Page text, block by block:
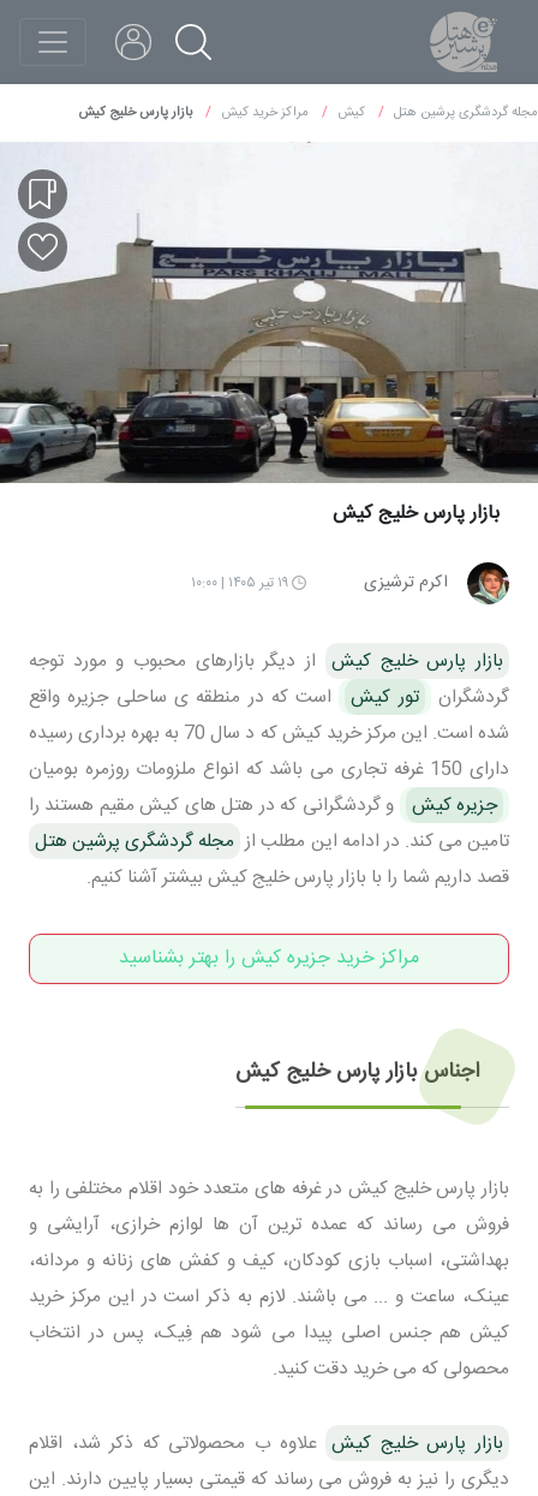
مجله گردشگری پرشین هتل کیش مراکز خرید کیش بازار پارس خلیج کیش
بازار پارس خلیج کیش
اکرم ترشیزی ۱۹ تیر ۱۴۰۵ | ۱۰:۰۰
بازار پارس خلیج کیش از دیگر بازارهای محبوب و مورد توجه
گردشگران
تور کیش
است که در منطقه ی ساحلی جزیره واقع
شده است. این مرکز خرید کیش که د سال 70 به بهره برداری رسیده
دارای 150 غرفه تجاری می باشد که انواع ملزومات روزمره بومیان
جزیره کیش و گردشگرانی که در هتل های کیش مقیم هستند را
تامین می کند. در ادامه این مطلب از مجله گردشگری پرشین هتل
قصد داریم شما را با بازار پارس خلیج کیش بیشتر آشنا کنیم.
مراکز خرید جزیره کیش را بهتر بشناسید
اجناس بازار پارس خلیج کیش
بازار پارس خلیج کیش در غرفه های متعدد خود اقلام مختلفی را به
فروش می رساند که عمده ترین آن ها لوازم خرازی، آرایشی و
بهداشتی، اسباب بازی کودکان، کیف و کفش های زنانه و مردانه،
عینک، ساعت و ... می باشند. لازم به ذکر است در این مرکز خرید
کیش هم جنس اصلی پیدا می شود هم فِیک، پس در انتخاب
محصولی که می خرید دقت کنید.
بازار پارس خلیج کیش علاوه ب محصولاتی که ذکر شد، اقلام
دیگری را نیز به فروش می رساند که قیمتی بسیار پایین دارند. این